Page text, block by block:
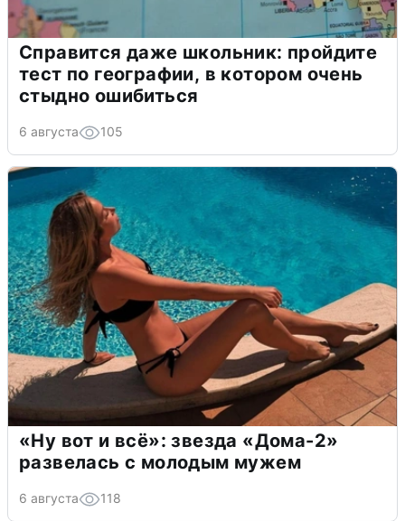
Справится даже школьник: пройдите
тест по географии, в котором очень
стыдно ошибиться
6 августа 105
«Ну вот и всё»: звезда «Дома-2»
развелась с молодым мужем
6 августа 118